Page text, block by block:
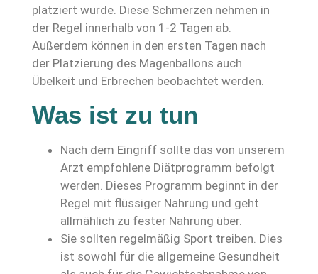
platziert wurde. Diese Schmerzen nehmen in
der Regel innerhalb von 1-2 Tagen ab.
Außerdem können in den ersten Tagen nach
der Platzierung des Magenballons auch
Übelkeit und Erbrechen beobachtet werden.
Was ist zu tun
Nach dem Eingriff sollte das von unserem
Arzt empfohlene Diätprogramm befolgt
werden. Dieses Programm beginnt in der
Regel mit flüssiger Nahrung und geht
allmählich zu fester Nahrung über.
Sie sollten regelmäßig Sport treiben. Dies
ist sowohl für die allgemeine Gesundheit